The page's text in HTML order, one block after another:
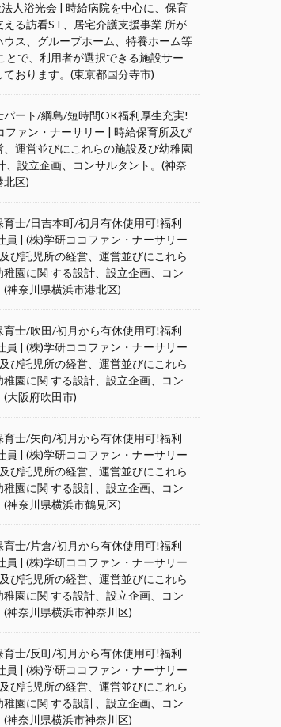
法人浴光会 | 時給病院を中心に、保育
える訪看ST、居宅介護支援事業 所が
ウス、グループホーム、特養ホーム等
とで、利用者が選択できる施設サー
ております。(東京都国分寺市)
パート/綱島/短時間OK福利厚生充実!
ファン・ナーサリー | 時給保育所及び
、運営並びにこれらの施設及び幼稚園
、設立企画、コンサルタント。(神奈
北区)
育士/日吉本町/初月有休使用可!福利
員 | (株)学研ココファン・ナーサリー
び託児所の経営、運営並びにこれら
稚園に関 する設計、設立企画、コン
神奈川県横浜市港北区)
育士/吹田/初月から有休使用可!福利
員 | (株)学研ココファン・ナーサリー
び託児所の経営、運営並びにこれら
稚園に関 する設計、設立企画、コン
大阪府吹田市)
育士/矢向/初月から有休使用可!福利
員 | (株)学研ココファン・ナーサリー
び託児所の経営、運営並びにこれら
稚園に関 する設計、設立企画、コン
神奈川県横浜市鶴見区)
育士/片倉/初月から有休使用可!福利
員 | (株)学研ココファン・ナーサリー
び託児所の経営、運営並びにこれら
稚園に関 する設計、設立企画、コン
神奈川県横浜市神奈川区)
育士/反町/初月から有休使用可!福利
員 | (株)学研ココファン・ナーサリー
び託児所の経営、運営並びにこれら
稚園に関 する設計、設立企画、コン
神奈川県横浜市神奈川区)